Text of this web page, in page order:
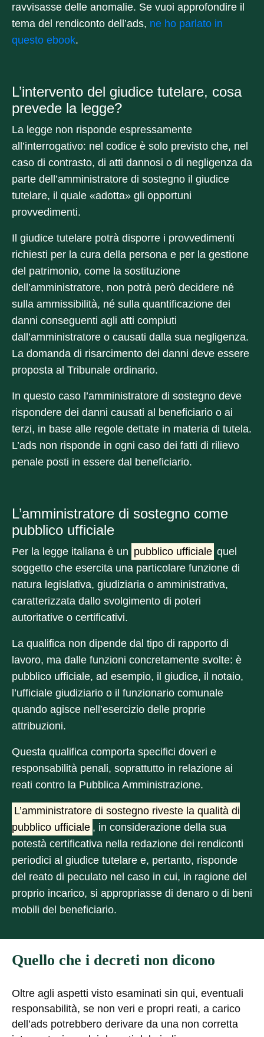
ravvisasse delle anomalie. Se vuoi approfondire il
tema del rendiconto dell’ads, ne ho parlato in
questo ebook.
L’intervento del giudice tutelare, cosa
prevede la legge?
La legge non risponde espressamente
all’interrogativo: nel codice è solo previsto che, nel
caso di contrasto, di atti dannosi o di negligenza da
parte dell’amministratore di sostegno il giudice
tutelare, il quale «adotta» gli opportuni
provvedimenti.
Il giudice tutelare potrà disporre i provvedimenti
richiesti per la cura della persona e per la gestione
del patrimonio, come la sostituzione
dell’amministratore, non potrà però decidere né
sulla ammissibilità, né sulla quantificazione dei
danni conseguenti agli atti compiuti
dall’amministratore o causati dalla sua negligenza.
La domanda di risarcimento dei danni deve essere
proposta al Tribunale ordinario.
In questo caso l’amministratore di sostegno deve
rispondere dei danni causati al beneficiario o ai
terzi, in base alle regole dettate in materia di tutela.
L’ads non risponde in ogni caso dei fatti di rilievo
penale posti in essere dal beneficiario.
L’amministratore di sostegno come
pubblico ufficiale
Per la legge italiana è un pubblico ufficiale quel
soggetto che esercita una particolare funzione di
natura legislativa, giudiziaria o amministrativa,
caratterizzata dallo svolgimento di poteri
autoritative o certificativi.
La qualifica non dipende dal tipo di rapporto di
lavoro, ma dalle funzioni concretamente svolte: è
pubblico ufficiale, ad esempio, il giudice, il notaio,
l’ufficiale giudiziario o il funzionario comunale
quando agisce nell’esercizio delle proprie
attribuzioni.
Questa qualifica comporta specifici doveri e
responsabilità penali, soprattutto in relazione ai
reati contro la Pubblica Amministrazione.
L’amministratore di sostegno riveste la qualità di
pubblico ufficiale , in considerazione della sua
potestà certificativa nella redazione dei rendiconti
periodici al giudice tutelare e, pertanto, risponde
del reato di peculato nel caso in cui, in ragione del
proprio incarico, si appropriasse di denaro o di beni
mobili del beneficiario.
Quello che i decreti non dicono
Oltre agli aspetti visto esaminati sin qui, eventuali
responsabilità, se non veri e propri reati, a carico
dell’ads potrebbero derivare da una non corretta